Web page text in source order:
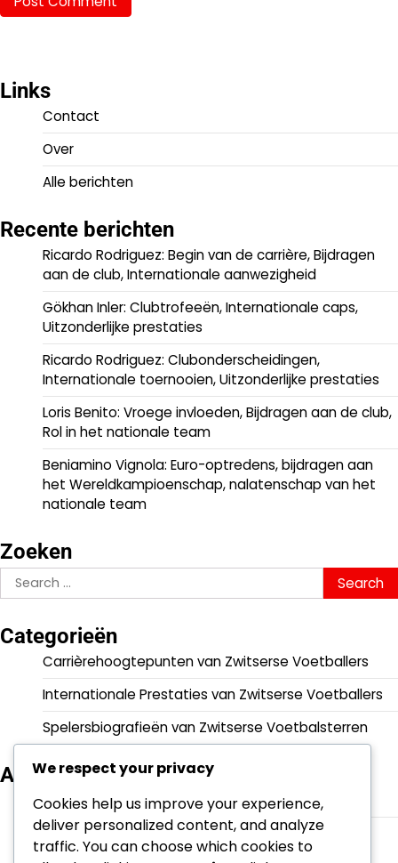
Links
Contact
Over
Alle berichten
Recente berichten
Ricardo Rodriguez: Begin van de carrière, Bijdragen
aan de club, Internationale aanwezigheid
Gökhan Inler: Clubtrofeeën, Internationale caps,
Uitzonderlijke prestaties
Ricardo Rodriguez: Clubonderscheidingen,
Internationale toernooien, Uitzonderlijke prestaties
Loris Benito: Vroege invloeden, Bijdragen aan de club,
Rol in het nationale team
Beniamino Vignola: Euro-optredens, bijdragen aan
het Wereldkampioenschap, nalatenschap van het
nationale team
Zoeken
Search
for:
Categorieën
Carrièrehoogtepunten van Zwitserse Voetballers
Internationale Prestaties van Zwitserse Voetballers
Spelersbiografieën van Zwitserse Voetbalsterren
Archief
March 2026
February 2026
We respect your privacy
Cookies help us improve your experience,
deliver personalized content, and analyze
traffic. You can choose which cookies to